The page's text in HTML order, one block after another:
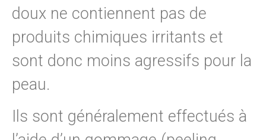
doux ne contiennent pas de
produits chimiques irritants et
sont donc moins agressifs pour la
peau.
Ils sont généralement effectués à